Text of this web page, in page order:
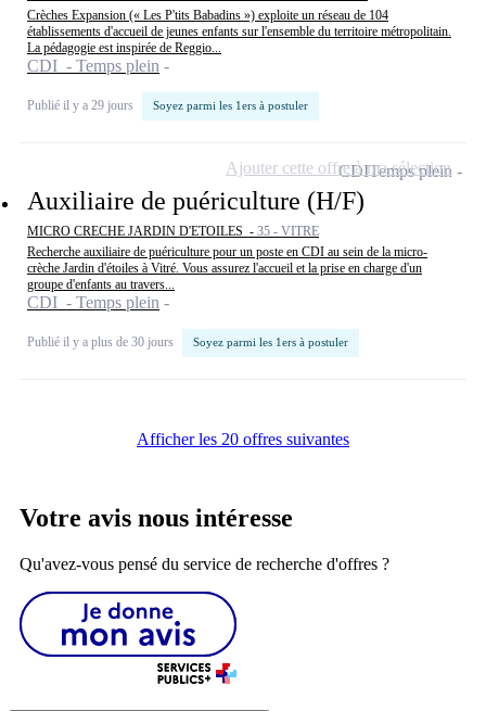
Crèches Expansion (« Les P'tits Babadins ») exploite un réseau de 104
établissements d'accueil de jeunes enfants sur l'ensemble du territoire métropolitain.
La pédagogie est inspirée de Reggio...
CDI - Temps plein
Publié il y a 29 jours Soyez parmi les 1ers à postuler
Auxiliaire de puériculture (H/F)
MICRO CRECHE JARDIN D'ETOILES - 35 - VITRE
Recherche auxiliaire de puériculture pour un poste en CDI au sein de la micro-
crèche Jardin d'étoiles à Vitré. Vous assurez l'accueil et la prise en charge d'un
groupe d'enfants au travers...
CDI - Temps plein
Publié il y a plus de 30 jours Soyez parmi les 1ers à postuler
CDITemps plein
Ajouter cette offre à ma sélection
Afficher les 20 offres suivantes
Votre avis nous intéresse
Qu'avez-vous pensé du service de recherche d'offres ?